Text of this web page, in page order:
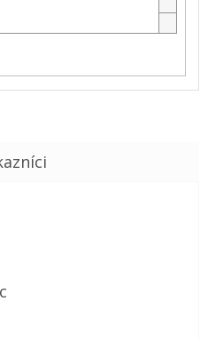
je 5 z 5 hviezdičiek.
je 5 z 5 hviezdičiek.